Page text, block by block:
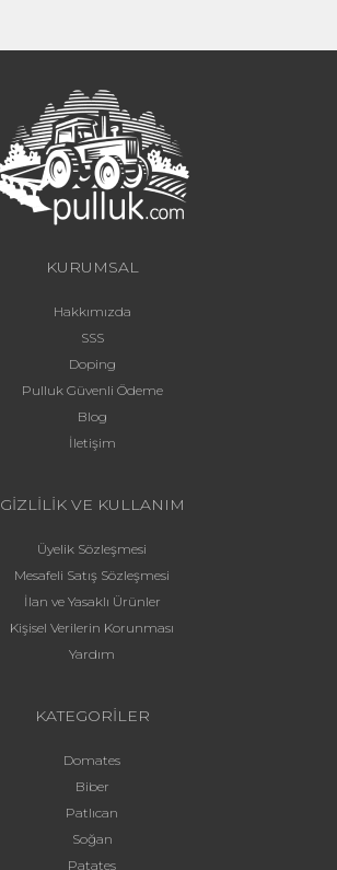
KURUMSAL
Hakkımızda
SSS
Doping
Pulluk Güvenli Ödeme
Blog
İletişim
GİZLİLİK VE KULLANIM
Üyelik Sözleşmesi
Mesafeli Satış Sözleşmesi
İlan ve Yasaklı Ürünler
Kişisel Verilerin Korunması
Yardım
KATEGORİLER
Domates
Biber
Patlıcan
Soğan
Patates